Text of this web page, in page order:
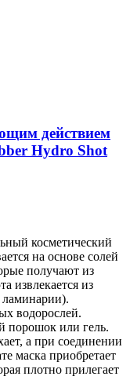
действием
Hydro Shot
косметический
на основе солей
получают из
извлекается из
ламинарии).
водорослей.
порошок или гель.
а при соединении
маска приобретает
плотно прилегает